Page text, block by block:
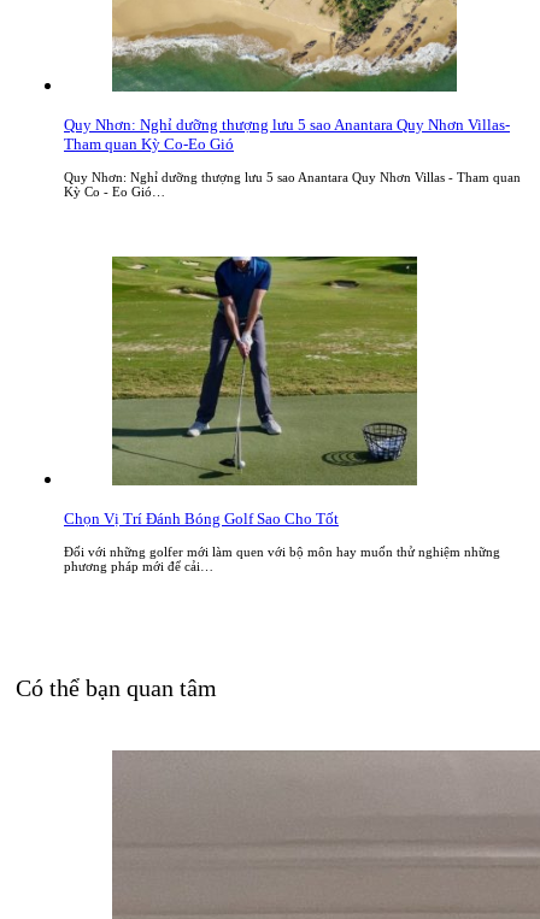
Quy Nhơn: Nghỉ dưỡng thượng lưu 5 sao Anantara Quy Nhơn Villas-
Tham quan Kỳ Co-Eo Gió
Quy Nhơn: Nghỉ dưỡng thượng lưu 5 sao Anantara Quy Nhơn Villas - Tham quan
Kỳ Co - Eo Gió…
Chọn Vị Trí Đánh Bóng Golf Sao Cho Tốt
Đối với những golfer mới làm quen với bộ môn hay muốn thử nghiệm những
phương pháp mới để cải…
Có thể bạn quan tâm